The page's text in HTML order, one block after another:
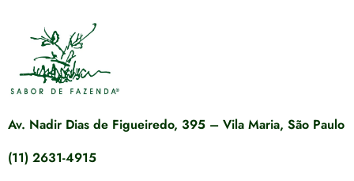
Av. Nadir Dias de Figueiredo, 395 – Vila Maria, São Paulo
(11) 2631-4915